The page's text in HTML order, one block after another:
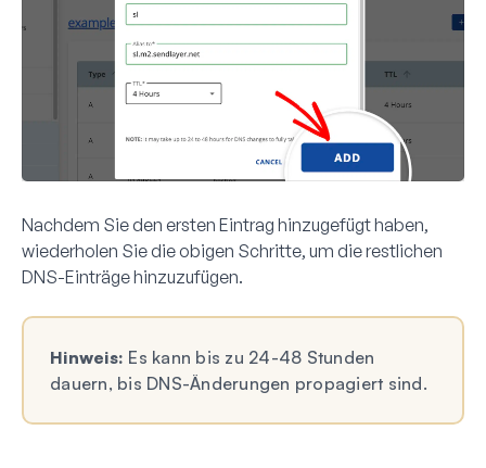
Nachdem Sie den ersten Eintrag hinzugefügt haben,
wiederholen Sie die obigen Schritte, um die restlichen
DNS-Einträge hinzuzufügen.
Hinweis: Es kann bis zu 24-48 Stunden
dauern, bis DNS-Änderungen propagiert sind.